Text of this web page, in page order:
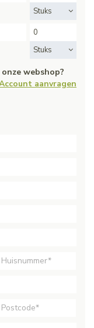
Stuks
Stuks
webshop?
aanvragen